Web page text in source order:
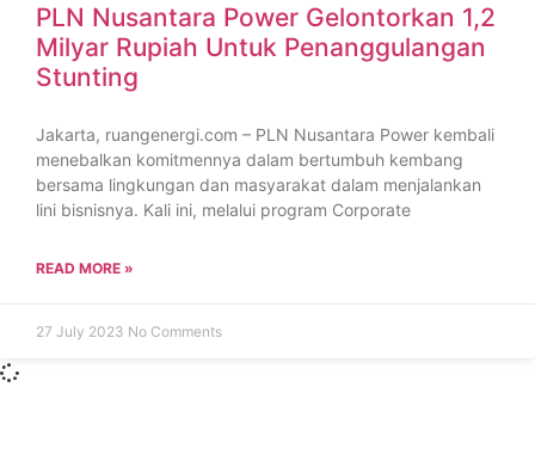
PLN Nusantara Power Gelontorkan 1,2
Milyar Rupiah Untuk Penanggulangan
Stunting
Jakarta, ruangenergi.com – PLN Nusantara Power kembali
menebalkan komitmennya dalam bertumbuh kembang
bersama lingkungan dan masyarakat dalam menjalankan
lini bisnisnya. Kali ini, melalui program Corporate
READ MORE »
27 July 2023 No Comments